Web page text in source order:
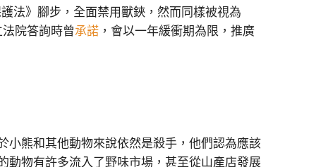
法》腳步，全面禁用獸鋏，然而同樣被視為
院答詢時曾承諾 ，會以一年緩衝期為限，推廣
小熊和其他動物來說依然是殺手，他們認為應該
動物有許多流入了野味市場，甚至從山產店發展